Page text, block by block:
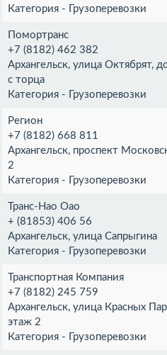
Категория - Грузоперевозки
Помортранс
+7 (8182) 462 382
Архангельск, улица Октябрят,
с торца
Категория - Грузоперевозки
Регион
+7 (8182) 668 811
Архангельск, проспект
2
Категория - Грузоперевозки
Транс-Нао Оао
+ (81853) 406 56
Архангельск, улица Сапрыгина
Категория - Грузоперевозки
Транспортная Компания
+7 (8182) 245 759
Архангельск, улица Красных
этаж 2
Категория - Грузоперевозки